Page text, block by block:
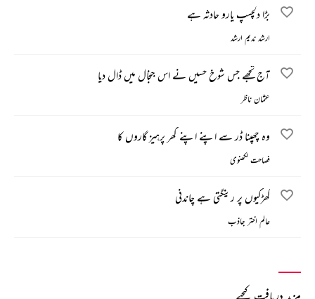
بڑا دلچسپ یارو حادثہ ہے
ارشد ندیم ارشد
آج تجھے جس شوخ حسیں نے اس جنجال میں ڈال دیا
عثمان ناظر
وہ چھپنا ڈر سے اپنے اپنے گھر پرہیز گاروں کا
فصاحت لکھنوی
کھڑکیوں پر رینگتی ہے چاندنی
عالم اختر جاذب
مزید دریافت کیجیے